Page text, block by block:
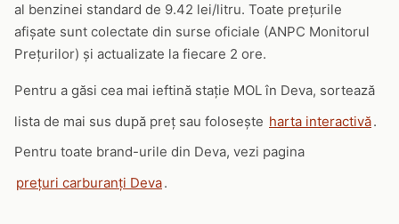
al benzinei standard de 9.42 lei/litru. Toate prețurile
afișate sunt colectate din surse oficiale (ANPC Monitorul
Prețurilor) și actualizate la fiecare 2 ore.
Pentru a găsi cea mai ieftină stație MOL în Deva, sortează
lista de mai sus după preț sau folosește harta interactivă.
Pentru toate brand-urile din Deva, vezi pagina
prețuri carburanți Deva.